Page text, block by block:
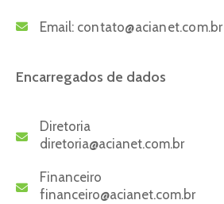
Email: contato@acianet.com.br
Encarregados de dados
Diretoria
diretoria@acianet.com.br
Financeiro
financeiro@acianet.com.br